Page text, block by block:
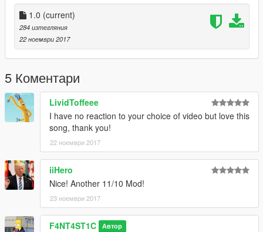
1.0 (current)
284 изтегляния
22 ноември 2017
5 Коментари
LividToffeee
I have no reaction to your choice of video but love this
song, thank you!
22 ноември 2017
iiHero
Nice! Another 11/10 Mod!
23 ноември 2017
F4NT4ST1C Автор